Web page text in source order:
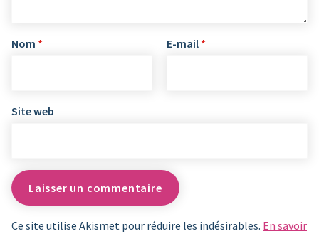
Nom * E-mail *
Site web
Ce site utilise Akismet pour réduire les indésirables. En savoir